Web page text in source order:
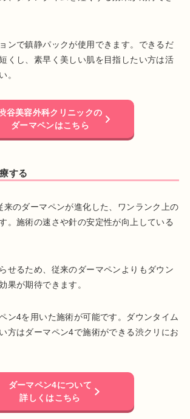
ンで鎮静パックが使用できます。できるだ
くし、素早く美しい肌を目指したい方は活
。
谷美容外科クリニックの
ダーマペンはこちら
する
来のダーマペンが進化した、ワンランク上の
。施術の速さや針の安定性が向上している
せるため、従来のダーマペンよりもダウン
果が期待できます。
ン4を用いた施術が可能です。ダウンタイム
方はダーマペン4で施術ができる渋クリにお
ダーマペン4について
詳しくはこちら